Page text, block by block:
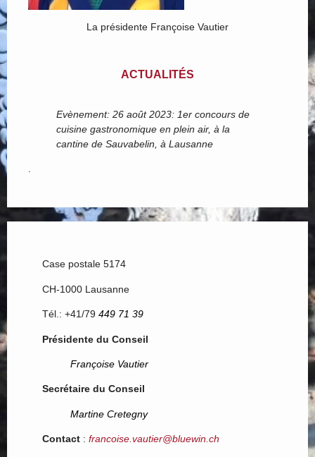
La présidente Françoise Vautier
ACTUALITÉS
Evènement: 26 août 2023: 1er concours de
cuisine gastronomique en plein air, à la
cantine de Sauvabelin, à Lausanne
Case postale 5174
CH-1000 Lausanne
Tél.: +41/79 449 71 39
Présidente du Conseil
Françoise Vautier
Secrétaire du Conseil
Martine Cretegny
Contact : francoise.vautier@bluewin.ch